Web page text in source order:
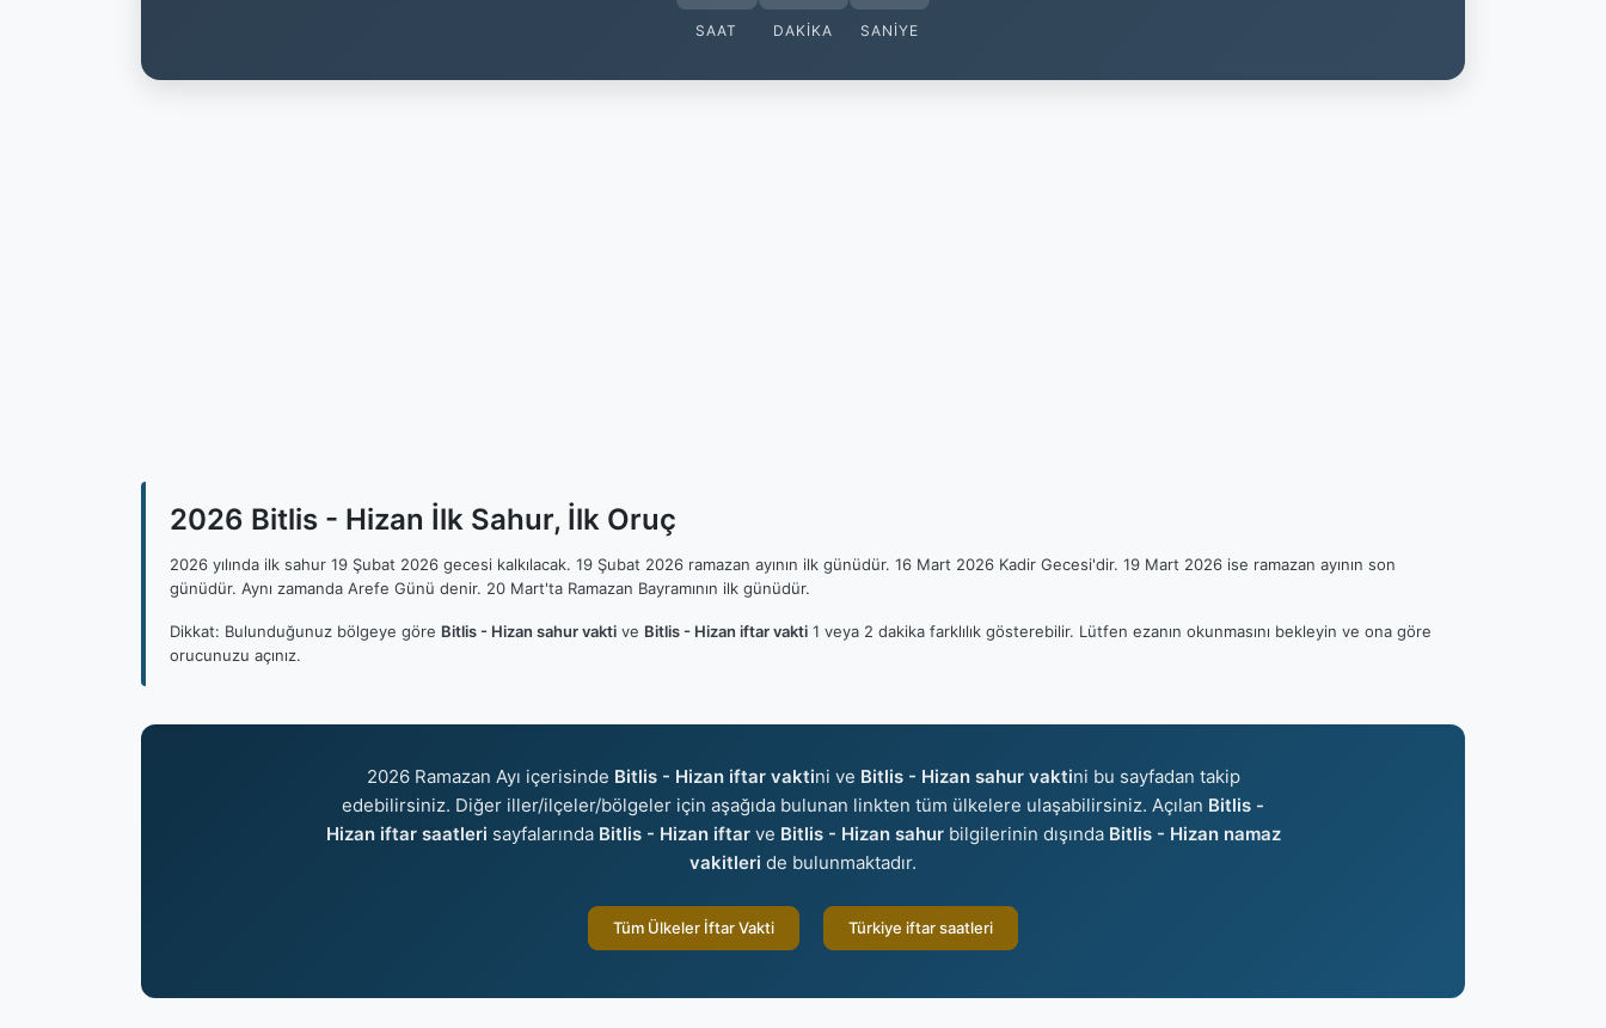
SAAT DAKIKA SANIYE
2026 Bitlis - Hizan İlk Sahur, İlk Oruç
2026 yılında ilk sahur 19 Şubat 2026 gecesi kalkılacak. 19 Şubat 2026 ramazan ayının ilk günüdür. 16 Mart 2026 Kadir Gecesi'dir. 19 Mart 2026 ise ramazan ayının son
günüdür. Aynı zamanda Arefe Günü denir. 20 Mart'ta Ramazan Bayramının ilk günüdür.
Dikkat: Bulunduğunuz bölgeye göre Bitlis - Hizan sahur vakti ve Bitlis - Hizan iftar vakti 1 veya 2 dakika farklılık gösterebilir. Lütfen ezanın okunmasını bekleyin ve ona göre
orucunuzu açınız.
2026 Ramazan Ayı içerisinde Bitlis - Hizan iftar vaktini ve Bitlis - Hizan sahur vaktini bu sayfadan takip
edebilirsiniz. Diğer iller/ilçeler/bölgeler için aşağıda bulunan linkten tüm ülkelere ulaşabilirsiniz. Açılan Bitlis -
Hizan iftar saatleri sayfalarında Bitlis - Hizan iftarve Bitlis - Hizan sahurbilgilerinin dışında Bitlis - Hizan namaz
vakitleri de bulunmaktadır.
Tüm Ülkeler İftar Vakti Türkiye iftar saatleri